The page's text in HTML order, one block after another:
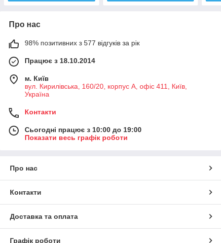
Про нас
98% позитивних з 577 відгуків за рік
Працює з 18.10.2014
м. Київ
вул. Кирилівська, 160/20, корпус А, офіс 411, Київ,
Україна
Контакти
Сьогодні працює з 10:00 до 19:00
Показати весь графік роботи
Про нас
Контакти
Доставка та оплата
Графік роботи